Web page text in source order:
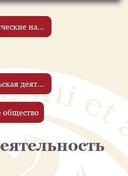
Вестник ВлГУ: Юридические науки
Научно-исследовательская деятельность обучающихся
общество